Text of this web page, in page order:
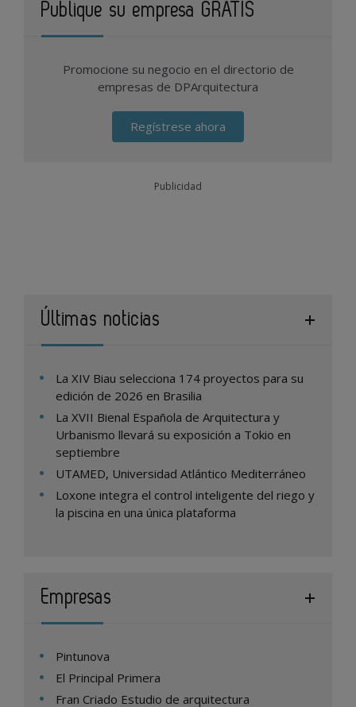
Publique su empresa GRATIS
Promocione su negocio en el directorio de
empresas de DPArquitectura
Regístrese ahora
Publicidad
Últimas noticias
La XIV Biau selecciona 174 proyectos para su
edición de 2026 en Brasilia
La XVII Bienal Española de Arquitectura y
Urbanismo llevará su exposición a Tokio en
septiembre
UTAMED, Universidad Atlántico Mediterráneo
Loxone integra el control inteligente del riego y
la piscina en una única plataforma
Empresas
Pintunova
El Principal Primera
Fran Criado Estudio de arquitectura